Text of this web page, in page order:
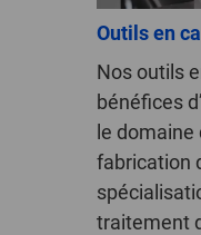
Outils en
Nos outils
bénéfices
le domaine
fabrication
traitement